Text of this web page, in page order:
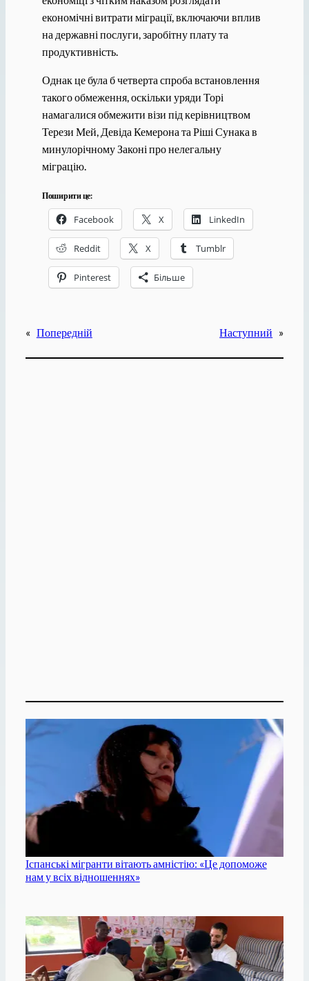
економічні витрати міграції, включаючи вплив
на державні послуги, заробітну плату та
продуктивність.
Однак це була б четверта спроба встановлення
такого обмеження, оскільки уряди Торі
намагалися обмежити візи під керівництвом
Терези Мей, Девіда Кемерона та Ріші Сунака в
минулорічному Законі про нелегальну
міграцію.
Поширити це:
Facebook X LinkedIn
Reddit X Tumblr
Pinterest Більше
« Попередній Наступний »
Іспанські мігранти вітають амністію: «Це допоможе
нам у всіх відношеннях»